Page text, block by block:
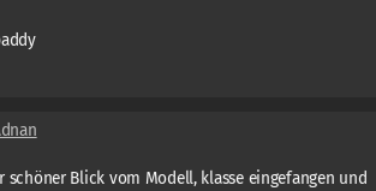
schöner Blick vom Modell, klasse eingefangen und